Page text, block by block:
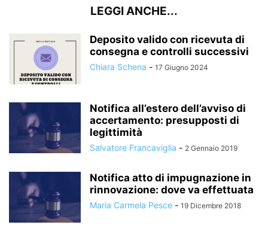
LEGGI ANCHE...
Deposito valido con ricevuta di
consegna e controlli successivi
Chiara Schena - 17 Giugno 2024
Notifica all’estero dell’avviso di
accertamento: presupposti di
legittimità
Salvatore Francaviglia - 2 Gennaio 2019
Notifica atto di impugnazione in
rinnovazione: dove va effettuata
Maria Carmela Pesce - 19 Dicembre 2018